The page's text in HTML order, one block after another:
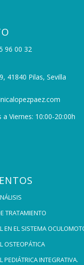
96 00 32
41840 Pilas, Sevilla
a Viernes: 10:00-20:00h
TRATAMIENTO
EN EL SISTEMA
OSTEOPÁTICA
PEDIÁTRICA INTEGRATIVA.